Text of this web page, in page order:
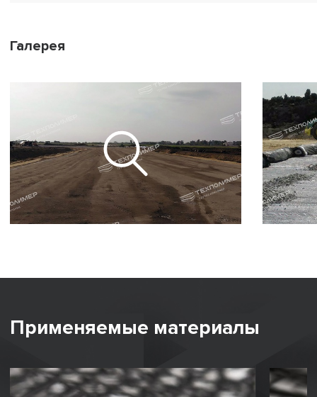
Галерея
Применяемые материалы